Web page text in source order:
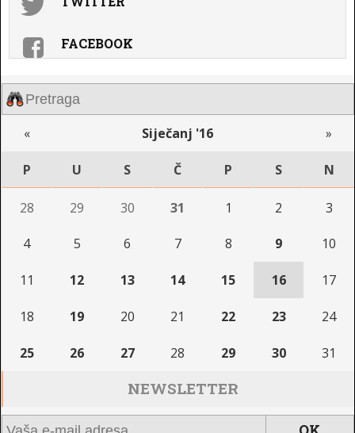
FACEBOOK
« Siječanj '16 »
P U S Č P S N
28 29 30 31 1 2 3
4 5 6 7 8 9 10
11 12 13 14 15 16 17
18 19 20 21 22 23 24
25 26 27 28 29 30 31
NEWSLETTER